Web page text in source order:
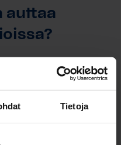
Tietoja
auttaa
otan yhteyttä